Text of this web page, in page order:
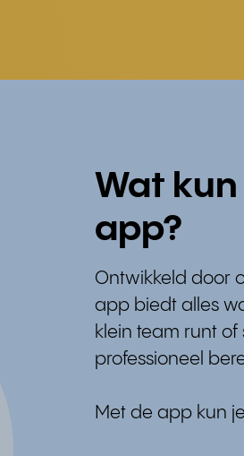
Wat kun
app?
Ontwikkeld door
app biedt alles
klein team runt
professioneel
Met de app kun